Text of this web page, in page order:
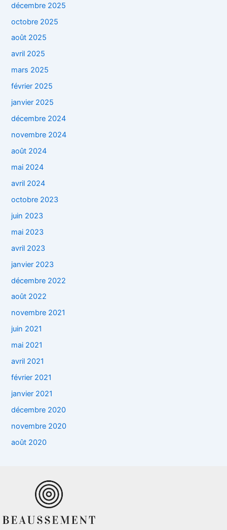
décembre 2025
octobre 2025
août 2025
avril 2025
mars 2025
février 2025
janvier 2025
décembre 2024
novembre 2024
août 2024
mai 2024
avril 2024
octobre 2023
juin 2023
mai 2023
avril 2023
janvier 2023
décembre 2022
août 2022
novembre 2021
juin 2021
mai 2021
avril 2021
février 2021
janvier 2021
décembre 2020
novembre 2020
août 2020